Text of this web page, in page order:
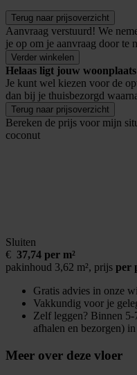
Terug naar prijsoverzicht
Aanvraag verstuurd! We
je op om je aanvraag door te
Verder winkelen
Helaas ligt jouw
Je kunt wel kiezen voor de
dan bij je thuisbezorgd
Terug naar prijsoverzicht
Bereken de prijs voor mijn
coconut
Sluiten
€ 37,74 per m²
pakinhoud 3,62 m², prijs per
Gratis advies in onze
Vakkundig voor je
Zelf leggen? Binnen
afhalen en bezorgen)
Meer over deze vloer